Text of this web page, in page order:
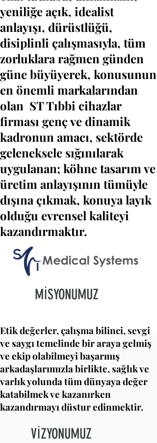
yeniliğe açık, idealist
anlayışı, dürüstlüğü,
disiplinli çalışmasıyla, tüm
zorluklara rağmen günden
güne büyüyerek, konusunun
en önemli markalarından
olan ST Tıbbi cihazlar
firması genç ve dinamik
kadronun amacı, sektörde
geleneksele sığınılarak
uygulanan; köhne tasarım ve
üretim anlayışının tümüyle
dışına çıkmak, konuya layık
olduğu evrensel kaliteyi
kazandırmaktır.
MİSYONUMUZ
Etik değerler, çalışma bilinci, sevgi
ve saygı temelinde bir araya gelmiş
ve ekip olabilmeyi başarmış
arkadaşlarımızla birlikte, sağlık ve
varlık yolunda tüm dünyaya değer
katabilmek ve kazanırken
kazandırmayı düstur edinmektir.
VİZYONUMUZ